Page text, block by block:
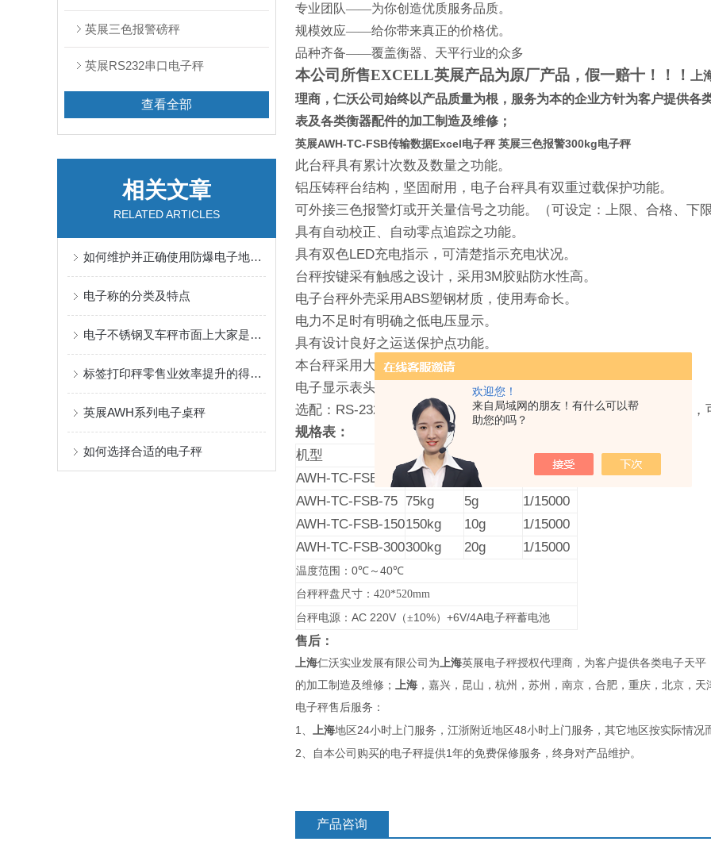
欢迎您！
来自局域网的朋友！有什么可以帮
助您的吗？
英展三色报警磅秤
英展RS232串口电子秤
查看全部
相关文章
RELATED ARTICLES
如何维护并正确使用防爆电子地磅秤
电子称的分类及特点
电子不锈钢叉车秤市面上大家是如何选择的呢？
标签打印秤零售业效率提升的得力助手
英展AWH系列电子桌秤
如何选择合适的电子秤
专业团队——为你创造优质服务品质。
规模效应——给你带来真正的价格优。
品种齐备——覆盖衡器、天平行业的众多
本公司所售EXCELL英展产品为原厂产品，假一赔十！！！
上
理商 ，仁沃公司始终以产品质量为根，服务为本的企业方针为客户提供
表及各类衡器配件的加工制造及维修；
英展AWH-TC-FSB传输数据Excel电子秤 英展三色报警300kg电子秤
此台秤具有累计次数及数量之功能。
铝压铸秤台结构，坚固耐用，电子台秤具有双重过载保护功能。
可外接三色报警灯或开关量信号之功能。（可设定： 上限 、合格、下
具有自动校正、自动零点追踪之功能。
具有双色LED充电指示，可清楚指示充电状况。
台秤按键采有触感之设计，采用3M胶贴防水性高。
电子台秤外壳采用ABS塑钢材质，使用寿命长。
电力不足时有明确之低电压显示。
具有设计良好之运送保护点功能。
本台秤采用大液晶LCD显示清晰易读，具有
电子显示表头可调整适当的显示角度。
选配： RS-232 电脑串口通讯接口或RELAY继电器开关量信号
之功能
规格表：
机型
zui大称量
外部精度
AWH-TC-FSB-30
30kg 2g
1/15000
AWH-TC-FSB-75 75kg 5g
1/15000
AWH-TC-FSB-150150kg 10g
1/15000
AWH-TC-FSB-300300kg 20g 1/15000
温度范围： 0℃ ～ 40℃
台秤秤盘尺寸：420*520mm
台秤电源： AC 220V （±10%） +6V/4A电子秤蓄电池
售后：
上海仁沃实业发展有限公司为上海英展电子秤授权代理商，为客户提供各类电子天
的加工制造及维修； 上海 ，嘉兴，昆山，杭州，苏州，南京，合肥，重庆，北京，
电子秤售后服务：
1 、 上海地区 24小时上门服务，江浙附近地区48小时上门服务，其它地区按实际情况
2、自本公司购买的电子秤提供1 年的免费保修服务，终身对产品维护。
产品咨询